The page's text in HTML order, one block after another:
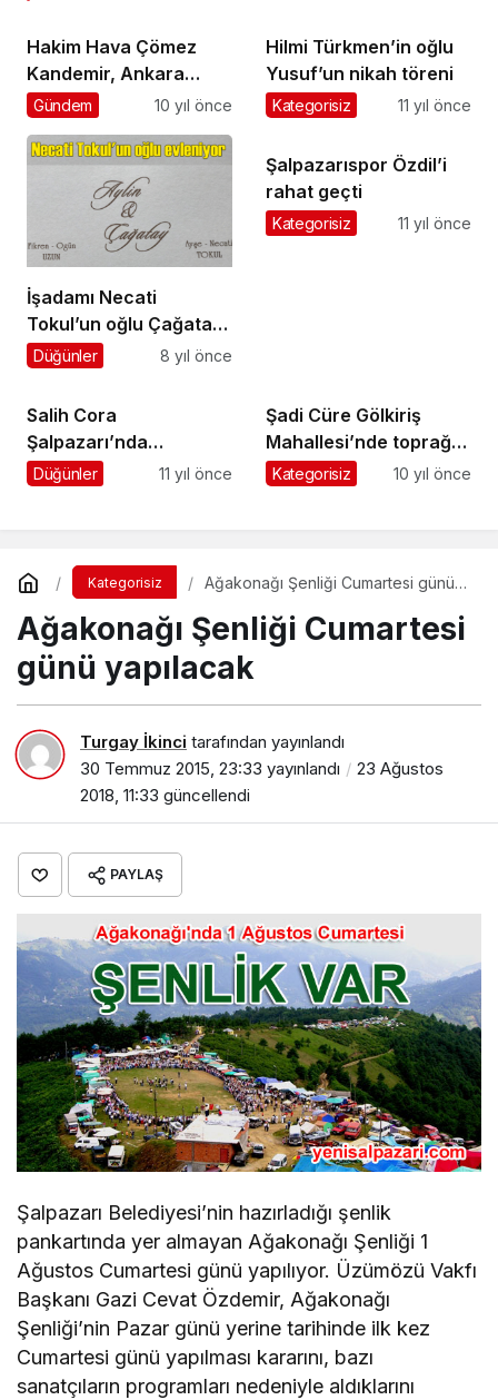
Hakim Hava Çömez
Kandemir, Ankara
İstinaf Mahkemesi
Gündem 10 yıl önce
Hilmi Türkmen’in oğlu
Yusuf’un nikah töreni
Kategorisiz 11 yıl önce
İşadamı Necati
Tokul’un oğlu Çağatay,
Aylin Uzun ile hayatını
Düğünler 8 yıl önce
Şalpazarıspor Özdil’i
rahat geçti
Kategorisiz 11 yıl önce
Salih Cora
Şalpazarı’nda
partililerle kucaklaştı
Düğünler 11 yıl önce
Şadi Cüre Gölkiriş
Mahallesi’nde toprağa
verildi
Kategorisiz 10 yıl önce
Kategorisiz
Ağakonağı Şenliği Cumartesi günü
Ağakonağı Şenliği Cumartesi
günü yapılacak
Turgay İkinci tarafından yayınlandı
30 Temmuz 2015, 23:33 yayınlandı
23 Ağustos
2018, 11:33 güncellendi
PAYLAŞ
Şalpazarı Belediyesi’nin hazırladığı şenlik
pankartında yer almayan Ağakonağı Şenliği 1
Ağustos Cumartesi günü yapılıyor. Üzümözü Vakfı
Başkanı Gazi Cevat Özdemir, Ağakonağı
Şenliği’nin Pazar günü yerine tarihinde ilk kez
Cumartesi günü yapılması kararını, bazı
sanatçıların programları nedeniyle aldıklarını